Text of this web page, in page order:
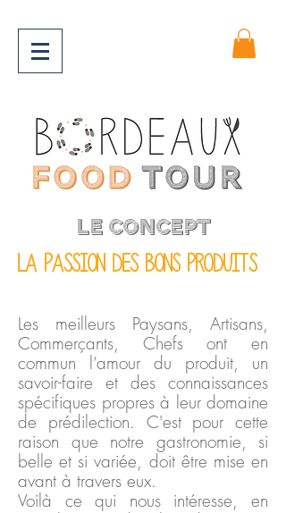
LE CONCEPT
La passion des bons produits
Les meilleurs Paysans, Artisans,
Commerçants, Chefs ont en
commun l’amour du produit, un
savoir-faire et des connaissances
spécifiques propres à leur domaine
de prédilection. C'est pour cette
raison que notre gastronomie, si
belle et si variée, doit être mise en
avant à travers eux.
Voilà ce qui nous intéresse, en